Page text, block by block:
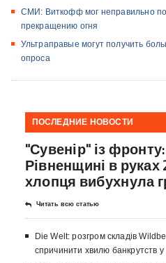
СМИ: Виткофф мог неправильно
прекращению огня
Ультраправые могут получить
опроса
ПОСЛЕДНИЕ НОВОСТИ
"Сувенір" із
Рівненщині в руках
хлопця вибухнула
Читать всю статью
Die Welt: розгром складів
спричинити хвилю банкрутств у